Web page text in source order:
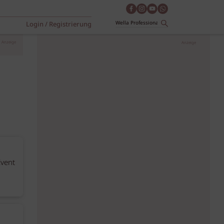
Login / Registrierung
Anzeige Anzeige